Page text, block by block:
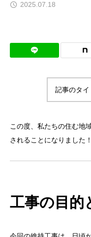
2025.07.18
記事のタ
この度、私たちの住む地
されることになりました！
工事の目的